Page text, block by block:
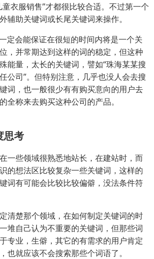
衣服销售”才都很比较合适。不过第一个
辅助关键词或长尾关键词来操作。
定会能保证在很短的时间内将是一个关
，并常期达到这样的词的稳定，但这种
能量，太长的关键词，譬如“珠海某某搜
公司”。但特别注意，几乎也没人会去搜
词，也一般很少有有购买意向的用户去
全称来去购买这种公司的产品。
思考
一些领域很熟悉地站长，在建站时，而
的想法区比较复杂一些关键词，这样的
词有可能会比较比较偏僻，没法条件符
清楚那个领域，在如何制定关键词的时
堆自己认为不重要的关键词，但那些词
专业，生僻，其它的有需求的用户肯定
也就应该不会搜索那些个词语了。